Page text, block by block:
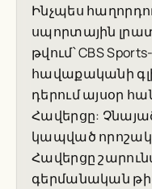
Ինչպես
սպորտային
թվում՝ CBS
հավաքականի
դերում այսօր
Հավերցը:
կապված
Հավերցը
գերմանական